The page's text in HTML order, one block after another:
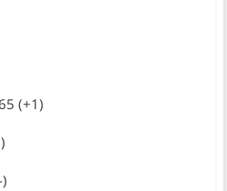
(+1)